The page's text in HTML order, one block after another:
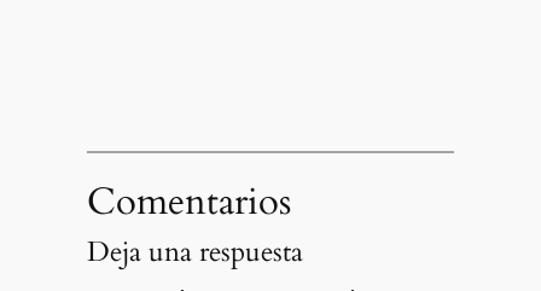
Comentarios
Deja una respuesta